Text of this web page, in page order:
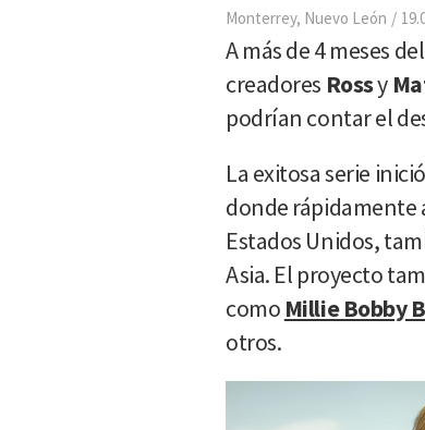
Monterrey, Nuevo León
A más de 4 meses
creadores Rossy
podrían contar el
La exitosa serie
donde rápidamente
Estados Unidos,
Asia. El proyecto
como Millie Bobby
otros.